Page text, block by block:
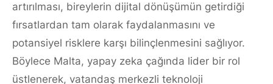
artırılması, bireylerin dijital dönüşümün getirdiği
fırsatlardan tam olarak faydalanmasını ve
potansiyel risklere karşı bilinçlenmesini sağlıyor.
Böylece Malta, yapay zeka çağında lider bir rol
üstlenerek, vatandaş merkezli teknoloji